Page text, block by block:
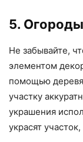
5.
Не забывайте,
элементом
помощью
участку
украшения
украсят